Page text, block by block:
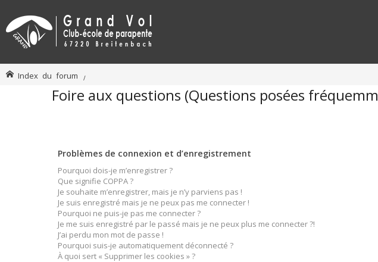
Index du forum
Foire aux questions (Questions posées
Problèmes de connexion et d’enregistrement
Pourquoi dois-je m’enregistrer ?
Que signifie COPPA ?
Je souhaite m’enregistrer, mais je n’y parviens pas !
Je suis enregistré mais je ne peux pas me connecter !
Pourquoi ne puis-je pas me connecter ?
Je me suis enregistré par le passé mais je ne peux plus me connecter ?!
J’ai perdu mon mot de passe !
Pourquoi suis-je automatiquement déconnecté ?
À quoi sert « Supprimer les cookies » ?